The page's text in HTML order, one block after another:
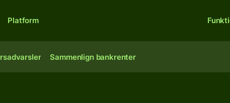
Platform
Sammenlign bankrenter